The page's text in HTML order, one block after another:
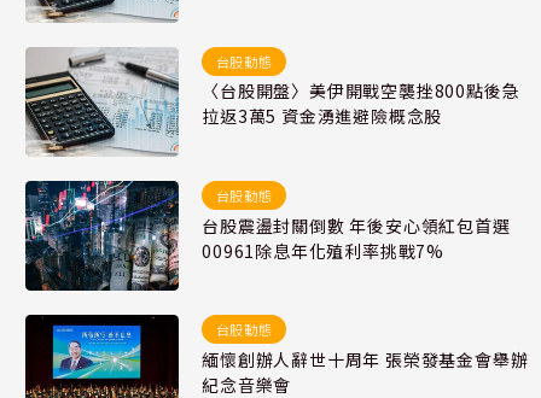
台股動態
〈台股開盤〉美伊開戰空襲挫800點後急
拉返3萬5 資金湧進避險概念股
台股動態
台股震盪封關倒數 年後安心領紅包首選
00961除息年化殖利率挑戰7%
台股動態
緬懷創辦人辭世十周年 張榮發基金會舉辦
紀念音樂會